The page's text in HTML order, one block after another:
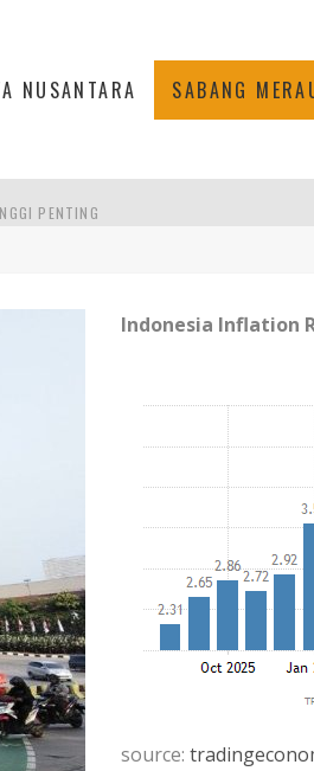
NUSANTARA SABANG
Indonesia Inflation
source: